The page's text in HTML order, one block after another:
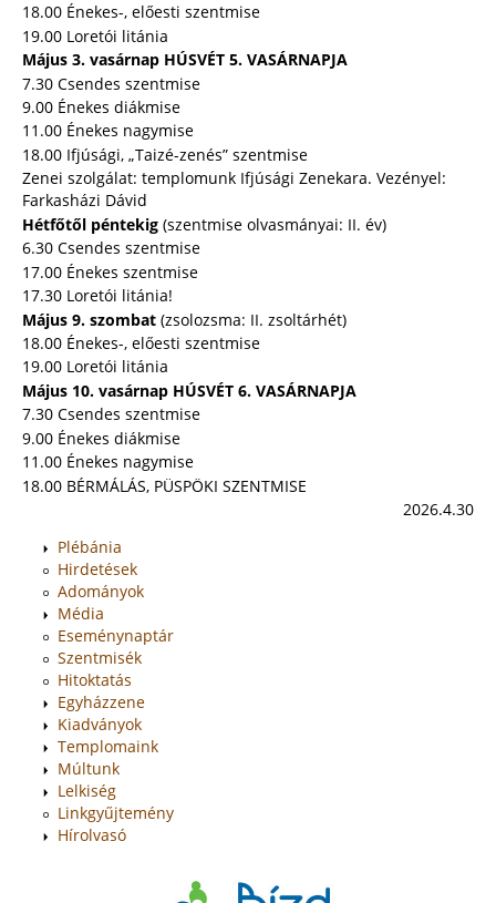
18.00 Énekes-, előesti szentmise
19.00 Loretói litánia
Május 3. vasárnap HÚSVÉT 5. VASÁRNAPJA
7.30 Csendes szentmise
9.00 Énekes diákmise
11.00 Énekes nagymise
18.00 Ifjúsági, „Taizé-zenés” szentmise
Zenei szolgálat: templomunk Ifjúsági Zenekara. Vezényel:
Farkasházi Dávid
Hétfőtől péntekig (szentmise olvasmányai: II. év)
6.30 Csendes szentmise
17.00 Énekes szentmise
17.30 Loretói litánia!
Május 9. szombat (zsolozsma: II. zsoltárhét)
18.00 Énekes-, előesti szentmise
19.00 Loretói litánia
Május 10. vasárnap HÚSVÉT 6. VASÁRNAPJA
7.30 Csendes szentmise
9.00 Énekes diákmise
11.00 Énekes nagymise
18.00 BÉRMÁLÁS, PÜSPÖKI SZENTMISE
2026.4.30
Plébánia
Hirdetések
Adományok
Média
Eseménynaptár
Szentmisék
Hitoktatás
Egyházzene
Kiadványok
Templomaink
Múltunk
Lelkiség
Linkgyűjtemény
Hírolvasó